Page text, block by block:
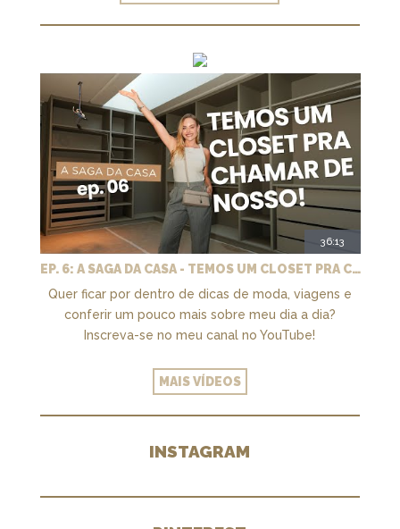
36:13
EP. 6: A SAGA DA CASA - TEMOS UM CLOSET PRA CHAMAR DE NOSSO + MARCENARIA E PAISAGISMO
Quer ficar por dentro de dicas de moda, viagens e
conferir um pouco mais sobre meu dia a dia?
Inscreva-se no meu canal no YouTube!
MAIS VÍDEOS
INSTAGRAM